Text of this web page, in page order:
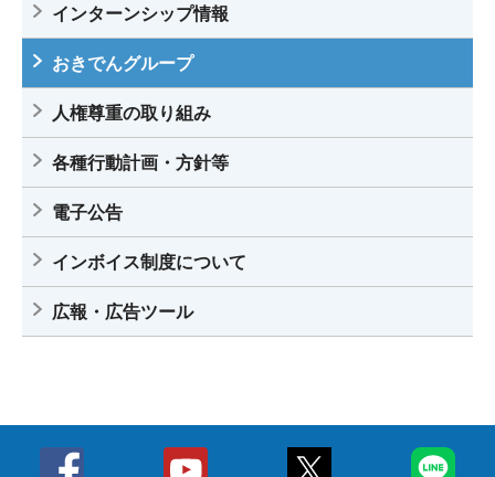
インターンシップ情報
おきでんグループ
人権尊重の取り組み
各種行動計画・方針等
電子公告
インボイス制度について
広報・広告ツール